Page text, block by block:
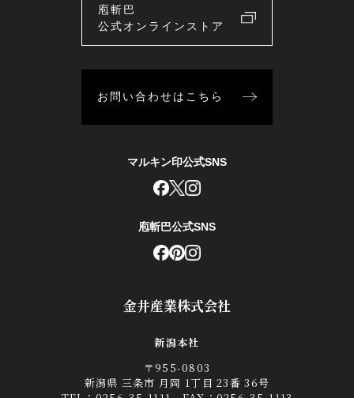
金井産業株式会社
新潟本社
〒955-0803
新潟県 三条市 月岡 1丁目 23番 36号
庖斬巴
公式オンラインストア
お問い合わせはこちら
マルキン印公式SNS
庖斬巴公式SNS